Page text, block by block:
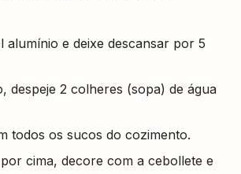
e deixe descansar por 5
despeje 2 colheres (sopa) de água
todos os sucos do cozimento.
cima, decore com a cebollete e